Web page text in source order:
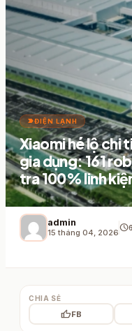
label_importantĐIỆN LẠNH
Xiaomi hé lộ chi
gia dụng: 161
tra 100% linh
admin
15 tháng 04, 2026schedule
CHIA SẺ
thumb_upFB